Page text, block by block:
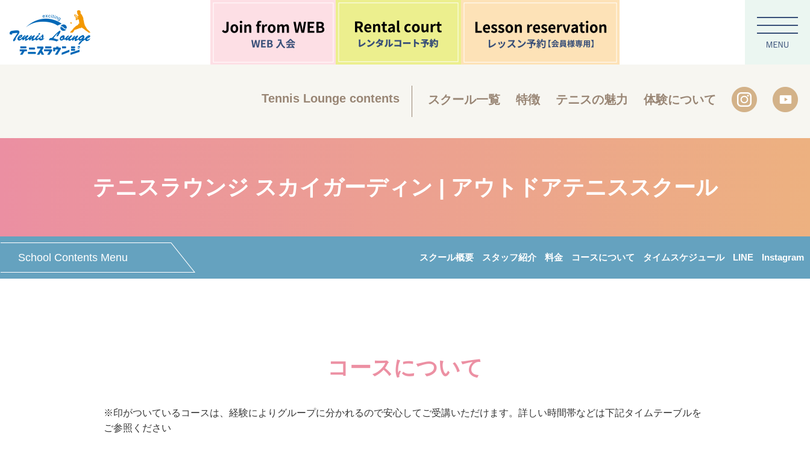
Tennis Lounge contents スクール一覧 特徴 テニスの魅力 体験について
テニスラウンジ スカイガーディン | アウトドアテニススクール
School Contents Menu スクール概要 スタッフ紹介 料金 コースについて タイムスケジュール LINE Instagram
コースについて
※印がついているコースは、経験によりグループに分かれるので安心してご受講いただけます。詳しい時間帯などは下記タイムテーブルを
ご参照ください